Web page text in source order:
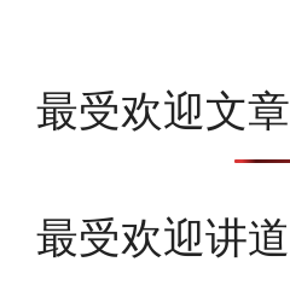
最受欢迎文章
最受欢迎讲道